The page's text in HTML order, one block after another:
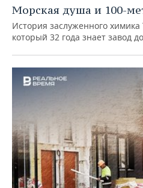
Морская душа и 100-
История заслуженного
который 32 года знает завод